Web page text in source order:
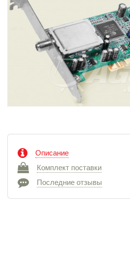
Описание
Комплект поставки
Последние отзывы